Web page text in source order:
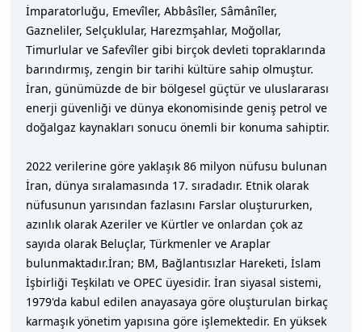
İmparatorluğu, Emevîler, Abbâsîler, Sâmânîler,
Gazneliler, Selçuklular, Harezmşahlar, Moğollar,
Timurlular ve Safevîler gibi birçok devleti topraklarında
barındırmış, zengin bir tarihi kültüre sahip olmuştur.
İran, günümüzde de bir bölgesel güçtür ve uluslararası
enerji güvenliği ve dünya ekonomisinde geniş petrol ve
doğalgaz kaynakları sonucu önemli bir konuma sahiptir.
2022 verilerine göre yaklaşık 86 milyon nüfusu bulunan
İran, dünya sıralamasında 17. sıradadır. Etnik olarak
nüfusunun yarısından fazlasını Farslar oluştururken,
azınlık olarak Azeriler ve Kürtler ve onlardan çok az
sayıda olarak Beluçlar, Türkmenler ve Araplar
bulunmaktadır.İran; BM, Bağlantısızlar Hareketi, İslam
İşbirliği Teşkilatı ve OPEC üyesidir. İran siyasal sistemi,
1979'da kabul edilen anayasaya göre oluşturulan birkaç
karmaşık yönetim yapısına göre işlemektedir. En yüksek